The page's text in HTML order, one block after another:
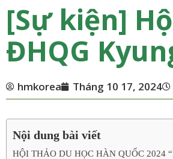
[Sự kiện]
ĐHQG
hmkorea Tháng 10 17, 2024
Nội dung bài viết
HỘI THẢO DU HỌC HÀN QUỐC 2024